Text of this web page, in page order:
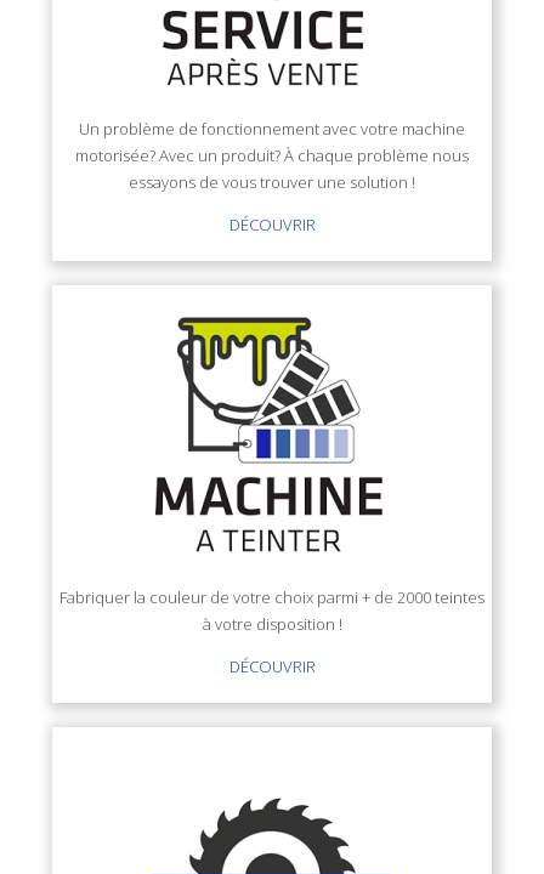
Un problème de fonctionnement avec votre machine
motorisée? Avec un produit? À chaque problème nous
essayons de vous trouver une solution !
DÉCOUVRIR
Fabriquer la couleur de votre choix parmi + de 2000 teintes
à votre disposition !
DÉCOUVRIR